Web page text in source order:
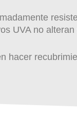
UVA no alteran
hacer